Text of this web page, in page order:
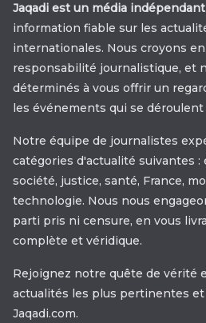
Jaqadi est un média indépendant
information fiable sur les
internationales. Nous croyons
responsabilité journalistique, et
déterminés à vous offrir un
les événements qui se déroulent
Notre équipe de journalistes
catégories d'actualité suivantes :
société, justice, santé, France,
technologie. Nous nous
parti pris ni censure, en vous
complète et véridique.
Rejoignez notre quête de vérité
actualités les plus pertinentes
Jaqadi.com.